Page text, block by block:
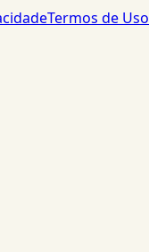
Termos de Uso